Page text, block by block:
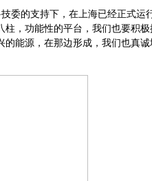
委的支持下，在上海已经正式
，功能性的平台，我们也要积
能源，在那边形成，我们也真